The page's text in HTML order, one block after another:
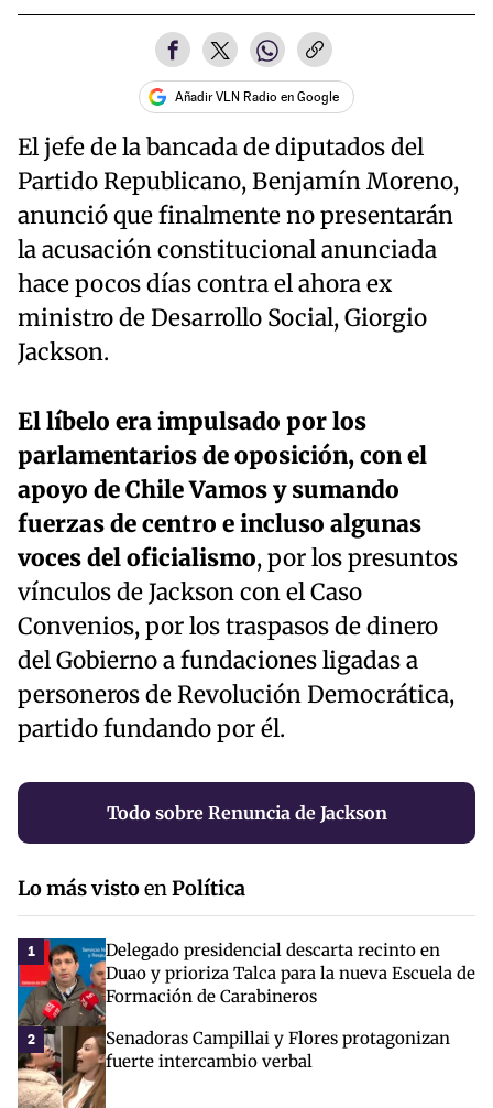
Añadir VLN Radio en Google
El jefe de la bancada de diputados del
Partido Republicano, Benjamín Moreno,
anunció que finalmente no presentarán
la acusación constitucional anunciada
hace pocos días contra el ahora ex
ministro de Desarrollo Social, Giorgio
Jackson.
El líbelo era impulsado por los
parlamentarios de oposición, con el
apoyo de Chile Vamos y sumando
fuerzas de centro e incluso algunas
voces del oficialismo, por los presuntos
vínculos de Jackson con el Caso
Convenios, por los traspasos de dinero
del Gobierno a fundaciones ligadas a
personeros de Revolución Democrática,
partido fundando por él.
Todo sobre Renuncia de Jackson
Lo más vistoenPolítica
1
Delegado presidencial descarta recinto en
Duao y prioriza Talca para la nueva Escuela de
Formación de Carabineros
2
Senadoras Campillai y Flores protagonizan
fuerte intercambio verbal